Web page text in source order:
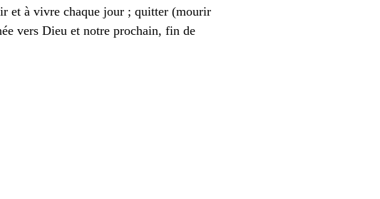
et à vivre chaque jour ; quitter (mourir
vers Dieu et notre prochain, fin de